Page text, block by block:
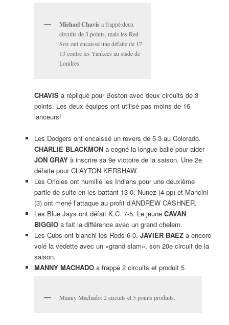
Michael Chavisa frappé deux
circuits de 3 points, mais les Red
Sox ont encaissé une défaite de 17-
13 contre les Yankees au stade de
Londres.
CHAVISa répliqué pour Boston avec deux circuits de 3
points. Les deux équipes ont utilisé pas moins de 16
lanceurs!
Les Dodgers ont encaissé un revers de 5-3 au Colorado.
CHARLIE BLACKMONa cogné la longue balle pour aider
JON GRAYà inscrire sa 9e victoire de la saison. Une 2e
défaite pour CLAYTON KERSHAW.
Les Orioles ont humilié les Indians pour une deuxième
partie de suite en les battant 13-0. Nunez (4 pp) et Mancini
(3) ont mené l’attaque au profit d’ANDREW CASHNER.
Les Blue Jays ont défait K.C. 7-5. Le jeune CAVAN
BIGGIOa fait la différence avec un grand chelem.
Les Cubs ont blanchi les Reds 6-0. JAVIER BAEZa encore
volé la vedette avec un «grand slam», son 20e circuit de la
saison.
MANNY MACHADOa frappé 2 circuits et produit 5
Manny Machado: 2 circuits et 5 points produits.